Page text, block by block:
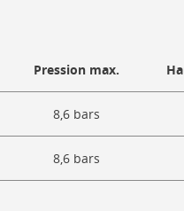
Pression max.
8,6 bars
8,6 bars